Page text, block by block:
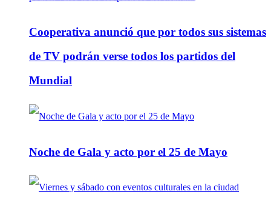
Cooperativa anunció que por todos sus sistemas
de TV podrán verse todos los partidos del
Mundial
Noche de Gala y acto por el 25 de Mayo